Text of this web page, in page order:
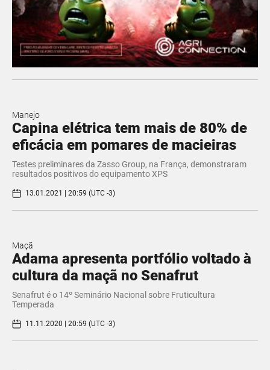
Manejo
Capina elétrica tem mais de 80% de
eficácia em pomares de macieiras
Testes preliminares da Zasso Group, na França, demonstraram
resultados positivos do equipamento XPS
13.01.2021 | 20:59 (UTC -3)
Maçã
Adama apresenta portfólio voltado à
cultura da maçã no Senafrut
Senafrut é o 14º Seminário Nacional sobre Fruticultura
Temperada
11.11.2020 | 20:59 (UTC -3)